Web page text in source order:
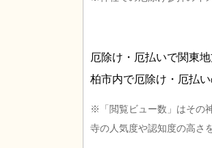
厄除け・厄払いで関東
柏市内で厄除け・厄払
※「閲覧ビュー数」はその
寺の人気度や認知度の高さ